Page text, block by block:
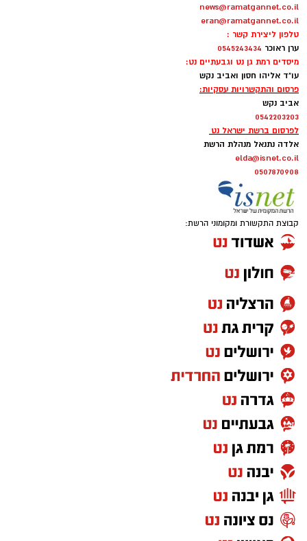
news@ramatgannet.co.il
eran@ramatgannet.co.il
טלפון ליצירת קשר :
ערן ראוכר 0545243434
מיסדים רמת גן נט וגבעתיים נט:
עו"ד אליהו חסון ואביב נקש
פרסום והתקשרויות עסקיות:
אביב נקש
0542203203
לפרסום ברשת ישראל נט
אלדה נתנאל מנהלת הרשת
elda@isnet.co.il
0507870908
קבוצת התקשורת ומקומוני הרשת: